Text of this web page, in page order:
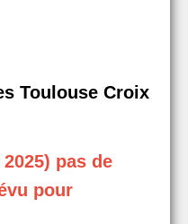
Toulouse Croix
pas de
pour